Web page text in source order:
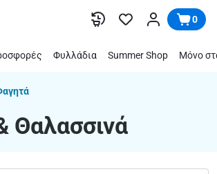
0
Φυλλάδια Summer Shop Μόνο
Θαλασσινά